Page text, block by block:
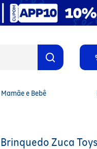
Mamãe e Bebê
Brinquedo Zuca